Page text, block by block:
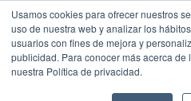
Usamos cookies para ofrecer nuestros
uso de nuestra web y analizar los
usuarios con fines de mejora y
publicidad. Para conocer más acerca
nuestra Política de privacidad.
SESIÓN DE